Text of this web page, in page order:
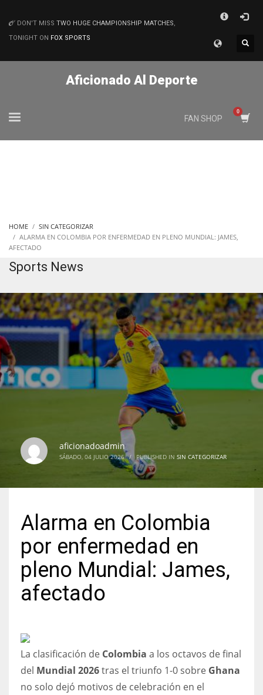
MATCHES
NYJ
24
IND
DON'T MISS TWO HUGE CHAMPIONSHIP MATCHES,
TONIGHT ON FOX SPORTS
Aficionado Al Deporte
FAN SHOP
HOME
SIN CATEGORIZAR
ALARMA EN COLOMBIA POR ENFERMEDAD EN PLENO MUNDIAL: JAMES,
AFECTADO
Sports News
aficionadoadmin
SÁBADO, 04 JULIO 2026 / PUBLISHED IN SIN CATEGORIZAR
Alarma en Colombia
por enfermedad en
pleno Mundial: James,
afectado
La clasificación de Colombia a los octavos de final
del Mundial 2026tras el triunfo 1-0 sobre Ghana
no solo dejó motivos de celebración en el